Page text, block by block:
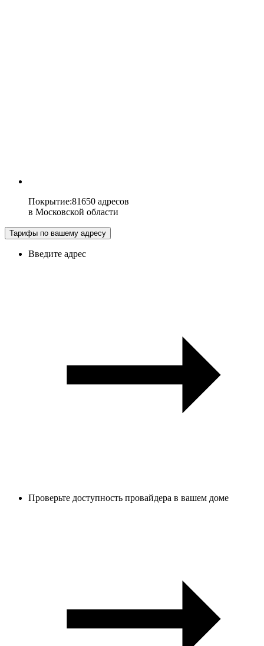
Покрытие:81650 адресов
в Московской области
Тарифы по вашему адресу
Введите адрес
Проверьте доступность провайдера в вашем доме